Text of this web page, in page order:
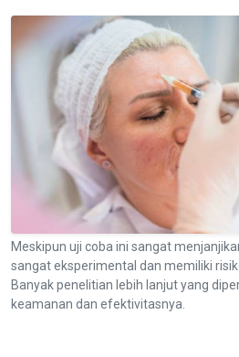
Meskipun uji coba ini sangat
sangat eksperimental dan memiliki
Banyak penelitian lebih lanjut yang
keamanan dan efektivitasnya.